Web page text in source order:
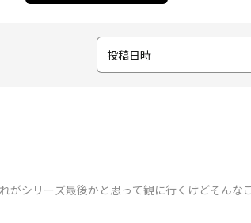
投稿日時
がシリーズ最後かと思って観に行くけどそん